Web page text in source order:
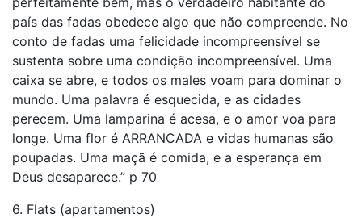
país das fadas obedece algo que não compreende. No
conto de fadas uma felicidade incompreensível se
sustenta sobre uma condição incompreensível. Uma
caixa se abre, e todos os males voam para dominar o
mundo. Uma palavra é esquecida, e as cidades
perecem. Uma lamparina é acesa, e o amor voa para
longe. Uma flor é ARRANCADA e vidas humanas são
poupadas. Uma maçã é comida, e a esperança em
Deus desaparece.” p 70
6. Flats (apartamentos)